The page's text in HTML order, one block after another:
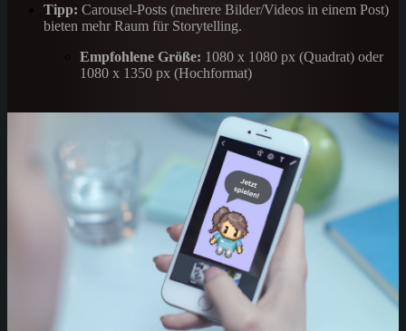
Tipp: Carousel-Posts (mehrere Bilder/Videos in einem Post)
bieten mehr Raum für Storytelling.
Empfohlene Größe: 1080 x 1080 px (Quadrat) oder
1080 x 1350 px (Hochformat)